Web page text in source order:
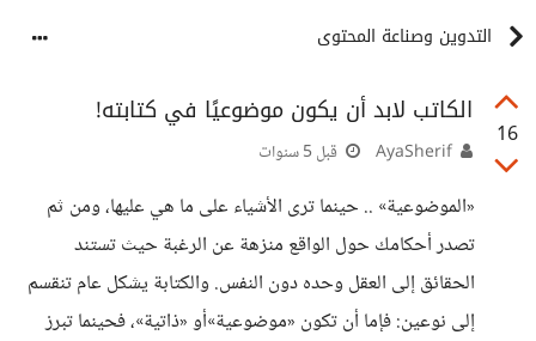
التدوين وصناعة المحتوى
16
الكاتب لابد أن يكون موضوعيًا في كتابته!
قبل 5 سنوات
«الموضوعية» .. حينما ترى الأشياء على ما هي عليها، ومن ثم
تصدر أحكامك حول الواقع منزهة عن الرغبة حيث تستند
الحقائق إلى العقل وحده دون النفس. والكتابة يشكل عام تنقسم
إلى نوعين: فإما أن تكون «موضوعية»أو «ذاتية»، فحينما تبرز